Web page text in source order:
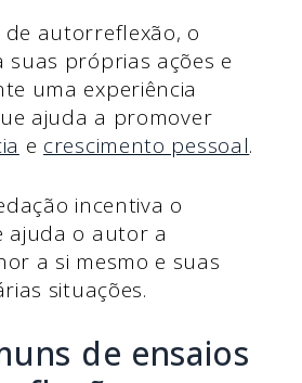
de autorreflexão, o
suas próprias ações e
uma experiência
ajuda a promover
e crescimento pessoal.
incentiva o
ajuda o autor a
a si mesmo e suas
situações.
de ensaios